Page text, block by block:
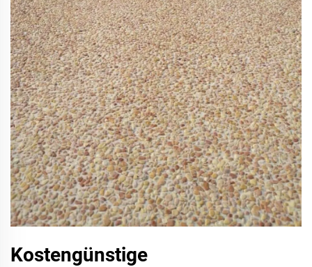
Kostengünstige